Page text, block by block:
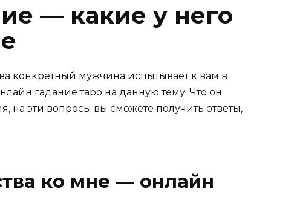
— какие у него
конкретный мужчина испытывает к вам в
гадание таро на данную тему. Что он
на эти вопросы вы сможете получить ответы,
ко мне — онлайн